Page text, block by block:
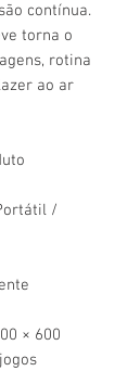
contínua.
torna o
rotina
ao ar
/
× 600